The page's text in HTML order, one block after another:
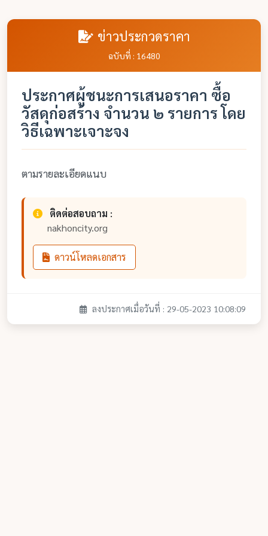
ข่าวประกวดราคา
ฉบับที่ : 16480
ประกาศผู้ชนะการเสนอราคา ซื้อ
วัสดุก่อสร้าง จำนวน ๒ รายการ โดย
วิธีเฉพาะเจาะจง
ตามรายละเอียดแนบ
ติดต่อสอบถาม :
nakhoncity.org
ดาวน์โหลดเอกสาร
ลงประกาศเมื่อวันที่ : 29-05-2023 10:08:09